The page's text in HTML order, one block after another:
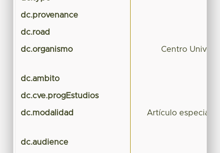
dc.provenance
dc.road
dc.organismo Centro
dc.ambito
dc.cve.progEstudios
dc.modalidad Artículo
dc.audience